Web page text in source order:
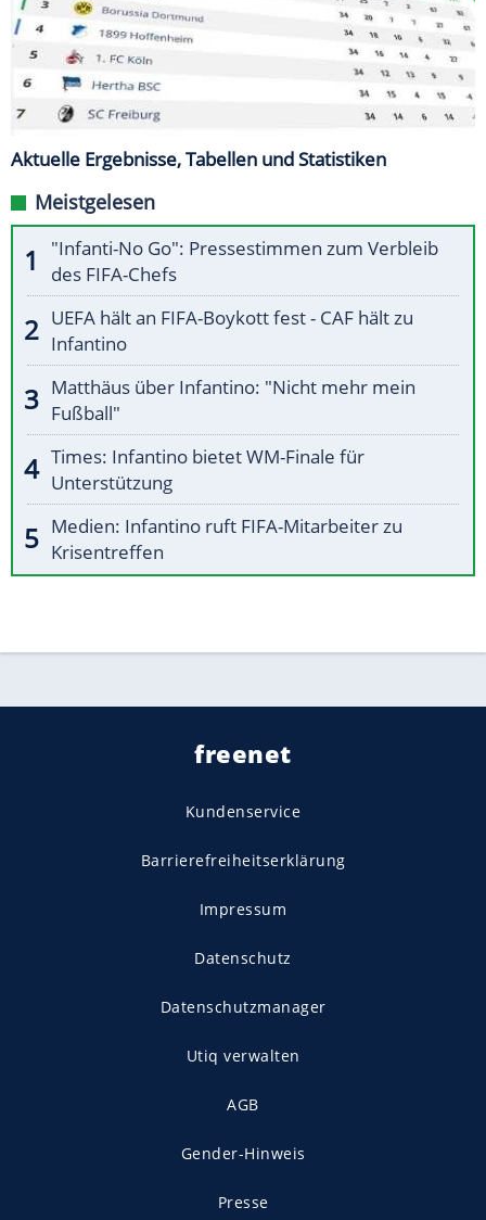
Aktuelle Ergebnisse, Tabellen und Statistiken
Meistgelesen
"Infanti-No Go": Pressestimmen zum Verbleib
des FIFA-Chefs
UEFA hält an FIFA-Boykott fest - CAF hält zu
Infantino
Matthäus über Infantino: "Nicht mehr mein
Fußball"
Times: Infantino bietet WM-Finale für
Unterstützung
Medien: Infantino ruft FIFA-Mitarbeiter zu
Krisentreffen
freenet
Kundenservice
Barrierefreiheitserklärung
Impressum
Datenschutz
Datenschutzmanager
Utiq verwalten
AGB
Gender-Hinweis
Presse